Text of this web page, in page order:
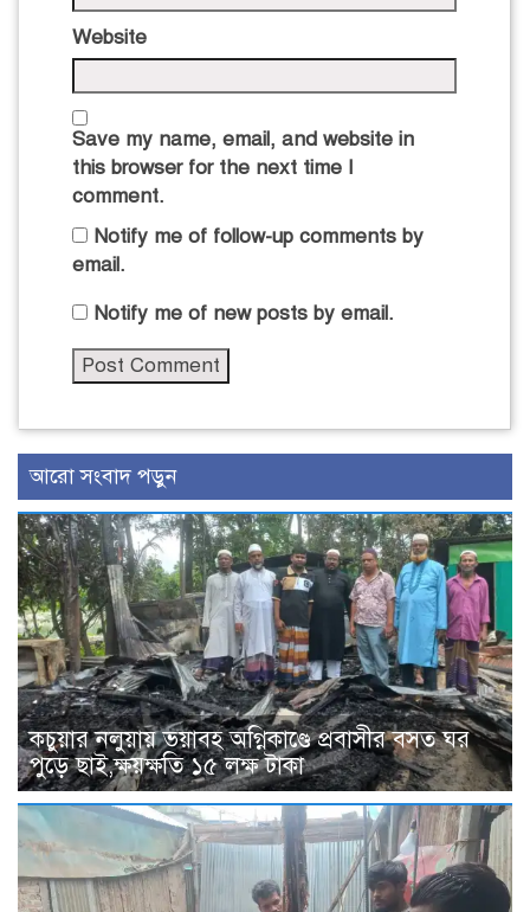
Website
Save my name, email, and website in
this browser for the next time I
comment.
Notify me of follow-up comments by
email.
Notify me of new posts by email.
আরো সংবাদ পড়ুন
কচুয়ার নলুয়ায় ভয়াবহ অগ্নিকাণ্ডে প্রবাসীর বসত ঘর
পুড়ে ছাই,ক্ষয়ক্ষতি ১৫ লক্ষ টাকা